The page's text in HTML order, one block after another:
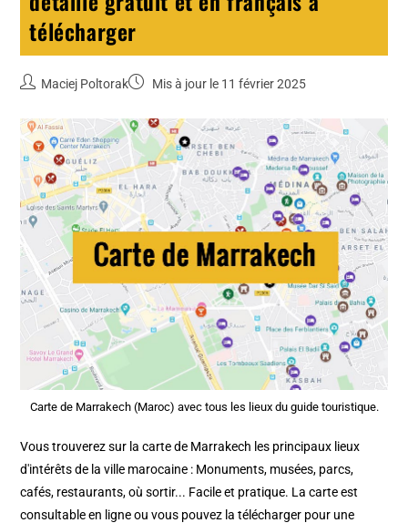
télécharger
Maciej Poltorak Mis à jour le 11 février 2025
Carte de Marrakech (Maroc) avec tous les lieux du guide touristique.
Vous trouverez sur la carte de Marrakech les principaux lieux
d'intérêts de la ville marocaine : Monuments, musées, parcs,
cafés, restaurants, où sortir... Facile et pratique. La carte est
consultable en ligne ou vous pouvez la télécharger pour une